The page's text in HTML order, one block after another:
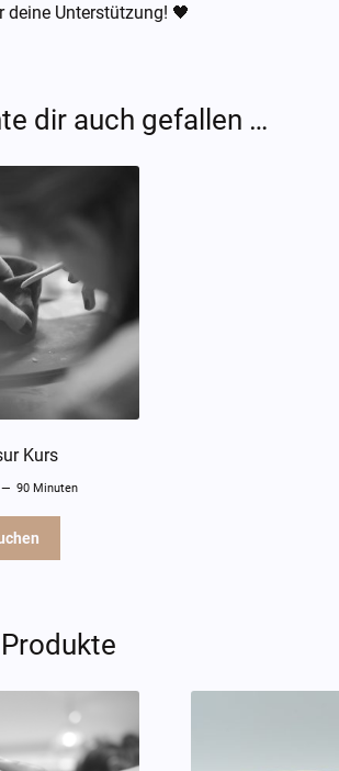
deine Unterstützung! 🖤
dir auch gefallen …
Kurs
90 Minuten